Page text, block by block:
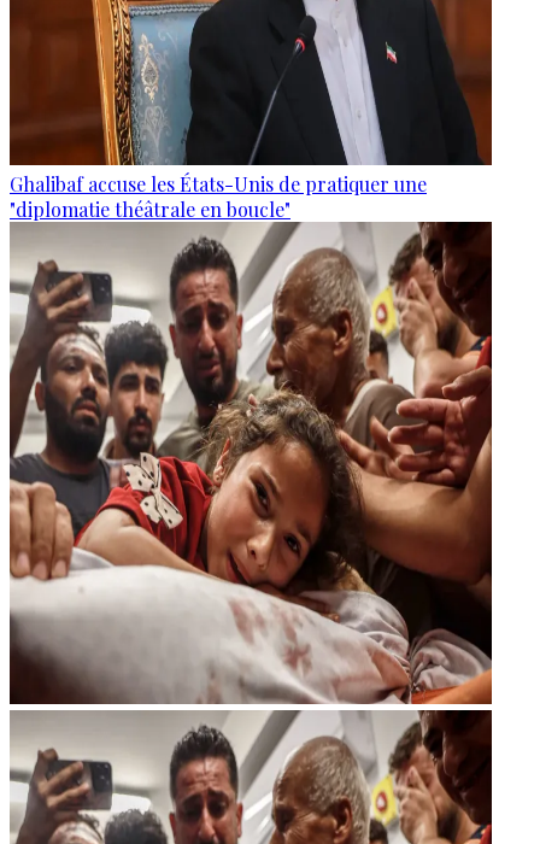
Ghalibaf accuse les États-Unis de pratiquer une
"diplomatie théâtrale en boucle"